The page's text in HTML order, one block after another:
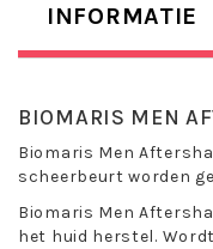
INFORMATIE
BIOMARIS MEN
Biomaris Men
scheerbeurt worden
Biomaris Men
het huid herstel.